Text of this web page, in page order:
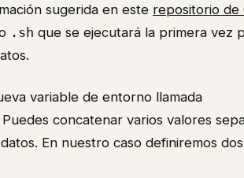
sugerida en este repositorio de
.sh que se ejecutará la primera vez
variable de entorno llamada
Puedes concatenar varios valores
En nuestro caso definiremos